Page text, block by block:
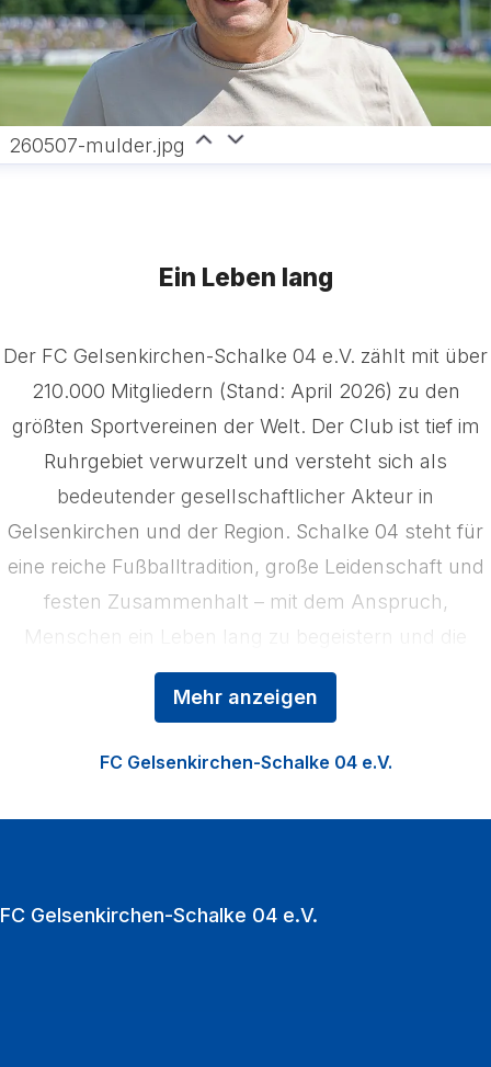
260507-mulder.jpg
Ein Leben lang
Mehr anzeigen
Der FC Gelsenkirchen-Schalke 04 e.V. zählt mit über
210.000 Mitgliedern (Stand: April 2026) zu den
größten Sportvereinen der Welt. Der Club ist tief im
Ruhrgebiet verwurzelt und versteht sich als
bedeutender gesellschaftlicher Akteur in
Gelsenkirchen und der Region. Schalke 04 steht für
eine reiche Fußballtradition, große Leidenschaft und
festen Zusammenhalt – mit dem Anspruch,
Menschen ein Leben lang zu begeistern und die
Region zu stärken. Das Kerngeschäft der
Königsblauen ist der Profifußball, ergänzt durch die
FC Gelsenkirchen-Schalke 04 e.V.
FC Gelsenkirchen-Schalke 04 e.V.